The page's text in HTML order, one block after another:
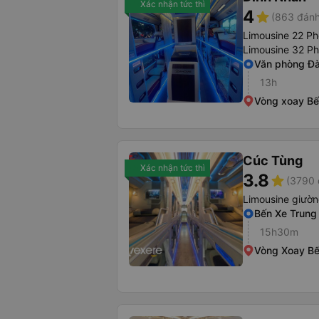
Xác nhận tức thì
4star (863
Limousine 22
Limousine 32
Văn phòng
13h
Vòng xoay
Xác nhận tức thì Cúc Tùng
3.8star (3790
Limousine
Bến Xe
15h30m
Vòng Xoay